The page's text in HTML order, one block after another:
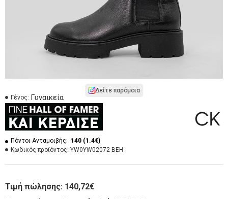
Δείτε παρόμοια
Γένος: Γυναικεία
Πόντοι Ανταμοιβής: 140 (1.4€)
Κωδικός προϊόντος: YW0YW02072 BEH
Τιμή πώλησης: 140,72€